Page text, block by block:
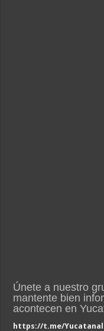
Únete a nuestro
mantente bien
acontecen en
https://t.me/